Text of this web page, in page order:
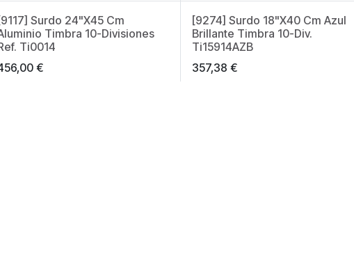
Surdo 24"X45 Cm
Timbra 10-Divisiones
Ti0014
€
[9274] Surdo 18"X40 Cm Azul
Brillante Timbra 10-Div.
Ti15914AZB
357,38 €